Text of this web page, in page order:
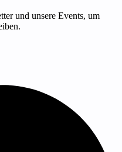
und unsere Events, um